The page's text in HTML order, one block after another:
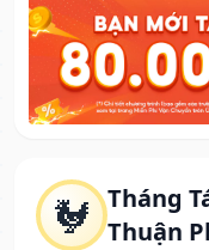
🐓 Tháng
Thuận